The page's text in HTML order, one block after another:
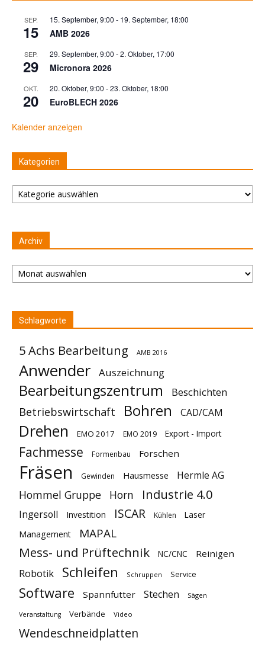
SEP.
15
15. September, 9:00 - 19. September, 18:00
AMB 2026
SEP.
29
29. September, 9:00 -2. Oktober, 17:00
Micronora 2026
OKT.
20
20. Oktober, 9:00 -23. Oktober, 18:00
EuroBLECH 2026
Kalender anzeigen
Kategorien
Kategorien
Archiv
Archiv
Schlagworte
5 Achs Bearbeitung AMB 2016
Anwender Auszeichnung
Bearbeitungszentrum Beschichten
Betriebswirtschaft Bohren CAD/CAM
Drehen EMO 2017 EMO 2019 Export - Import
Fachmesse Formenbau Forschen
Fräsen Gewinden Hausmesse Hermle AG
Hommel Gruppe Horn Industrie 4.0
Ingersoll Investition ISCAR Kühlen
Laser
Management
MAPAL
Mess- und Prüftechnik NC/CNC Reinigen
Robotik Schleifen Schruppen Service
Software Spannfutter Stechen Sägen
Veranstaltung Verbände Video
Wendeschneidplatten